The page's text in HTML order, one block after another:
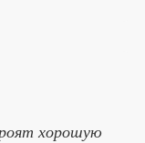
хорошую